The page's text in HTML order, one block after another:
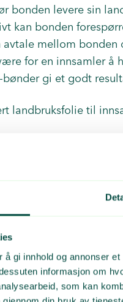
gi innhold og annonser
informasjon om
som kan
bonden levere sin
kan bonden
avtale mellom
for en innsamler å
gi et godt
landbruksfolie til
noe med det
til din egen
stapper flere sekker i
for
for innernett (evt. i en